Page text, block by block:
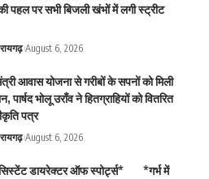
पहल पर सभी बिजली खंभों में लगी स्ट्रीट
रायगढ़ August 6, 2026
आवास योजना से गरीबों के सपनों को मिली
पार्षद भोलू उराँव ने हितग्राहियों को वितरित
पत्र
रायगढ़ August 6, 2026
डायरेक्टर ऑफ स्पोर्ट्स* *गर्भ में